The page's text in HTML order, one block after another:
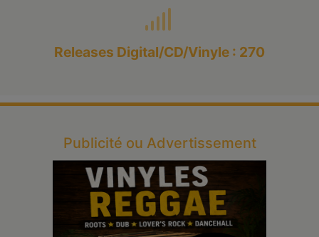
Releases Digital/CD/Vinyle : 270
Publicité ou Advertissement